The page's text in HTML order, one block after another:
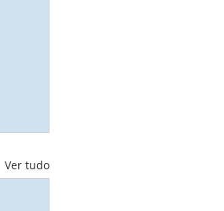
Ver tudo